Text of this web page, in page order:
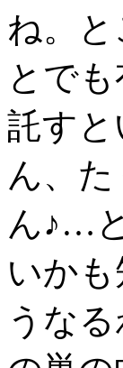
ね。
とで
託す
ん、
ん♪…
いか
うな